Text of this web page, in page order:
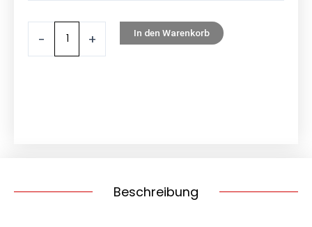
- + In den Warenkorb
Beschreibung